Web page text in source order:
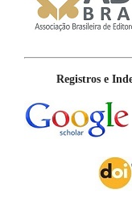
Registros e